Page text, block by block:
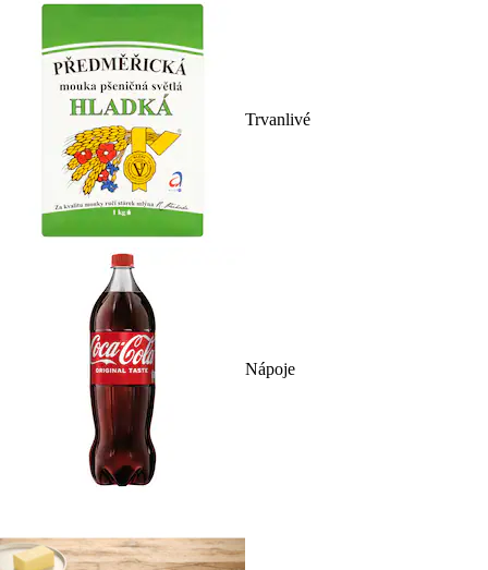
Trvanlivé
Nápoje